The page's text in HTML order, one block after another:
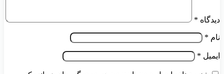
دیدگاه *
نام *
ایمیل *